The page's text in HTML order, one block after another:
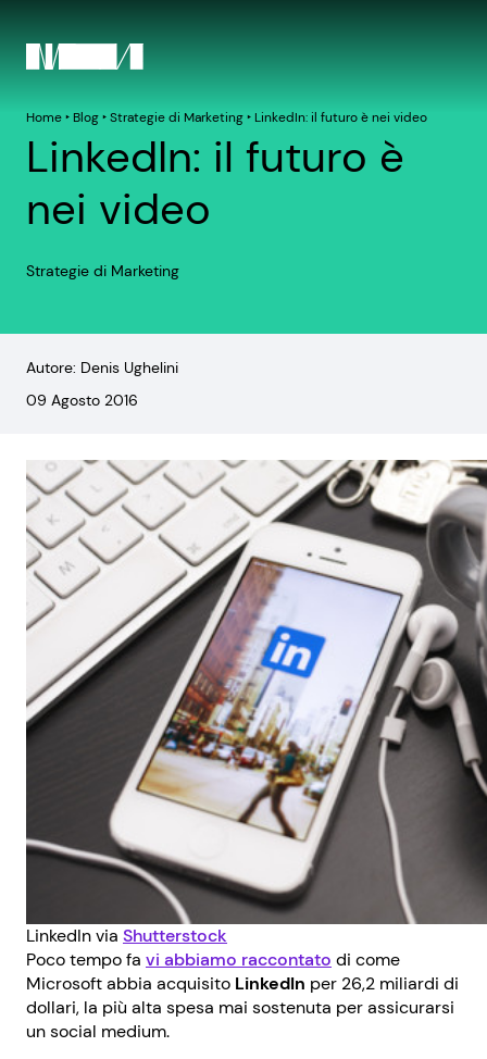
Home‣ Blog‣Strategie di Marketing‣ LinkedIn: il futuro è nei video
LinkedIn: il futuro è
nei video
Strategie di Marketing
Autore: Denis Ughelini
09 Agosto 2016
LinkedIn via Shutterstock
Poco tempo fa vi abbiamo raccontato di come
Microsoft abbia acquisito LinkedIn per 26,2 miliardi di
dollari, la più alta spesa mai sostenuta per assicurarsi
un social medium.